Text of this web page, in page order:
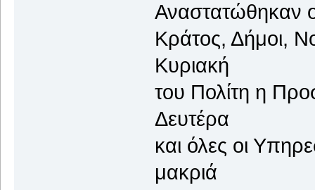
Αναστατώθηκαν
Κράτος,
Κυριακή
του Πολίτη
Δευτέρα
και όλες οι
μακριά